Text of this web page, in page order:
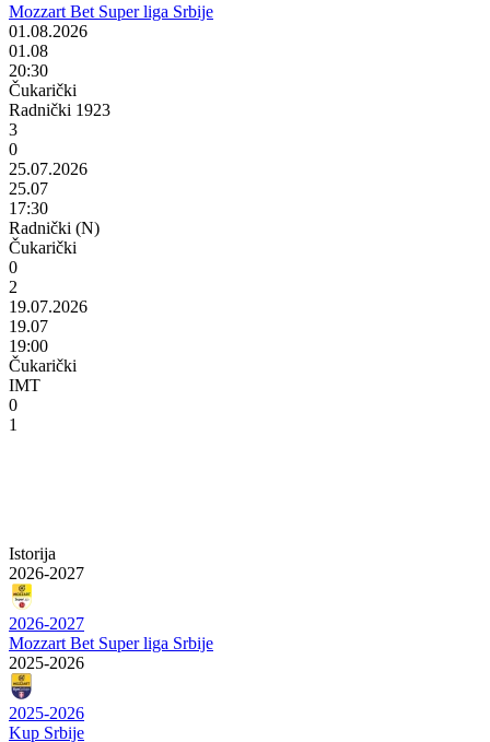
Mozzart Bet Super liga Srbije
01.08.2026
01.08
20:30
Čukarički
Radnički 1923
3
0
25.07.2026
25.07
17:30
Radnički (N)
Čukarički
0
2
19.07.2026
19.07
19:00
Čukarički
IMT
0
1
Istorija
2026-2027
2026-2027
Mozzart Bet Super liga Srbije
2025-2026
2025-2026
Kup Srbije